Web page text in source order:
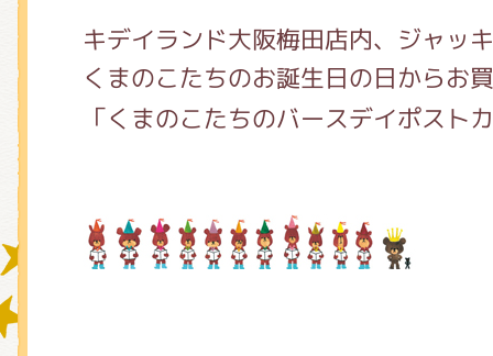
キデイランド大阪梅田店内、ジャッ
くまのこたちのお誕生日の日からお
「くまのこたちのバースデイポスト
ショップインフォメーション
グッズインフォメーション
ミュージカル・コンサート